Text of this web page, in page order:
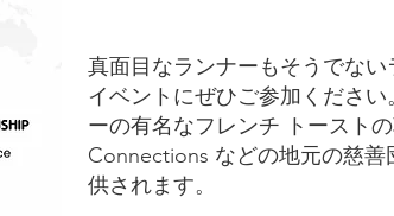
真面目なランナーもそうでな
イベントにぜひご参加くださ
ーの有名なフレンチ トースト
Connections などの地元の慈
供されます。